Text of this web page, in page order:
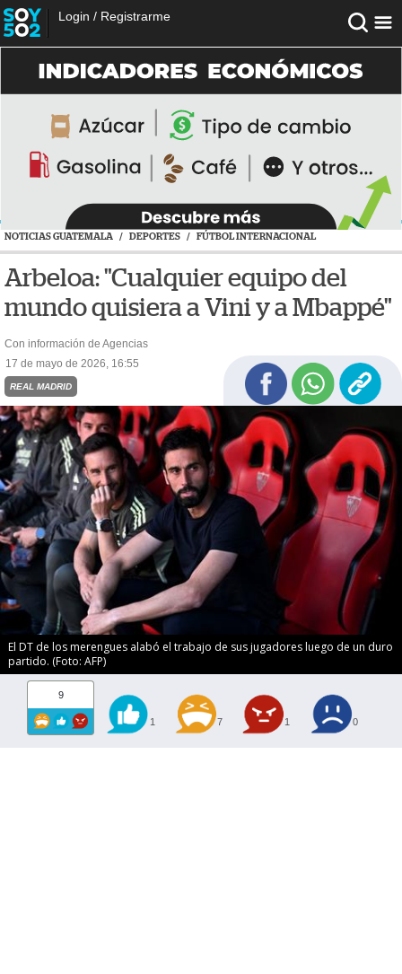
Login / Registrarme
NOTICIAS GUATEMALA / DEPORTES / FÚTBOL INTERNACIONAL
Arbeloa: "Cualquier equipo del
mundo quisiera a Vini y a Mbappé"
Con información de Agencias
17 de mayo de 2026, 16:55
REAL MADRID
El DT de los merengues alabó el trabajo de sus jugadores luego de un duro
partido. (Foto: AFP)
9
1 7 1 0